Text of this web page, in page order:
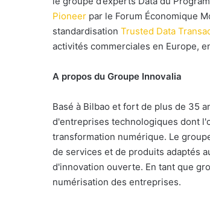
Pioneer par le Forum Économique
standardisation Trusted Data
activités commerciales en Europe,
A propos du Groupe Innovalia
Basé à Bilbao et fort de plus de 35
d'entreprises technologiques dont
transformation numérique. Le
de services et de produits adaptés
d'innovation ouverte. En tant que
numérisation des entreprises.